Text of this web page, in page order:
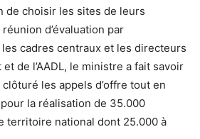
de choisir les sites de leurs
d’évaluation par
cadres centraux et les directeurs
de l’AADL, le ministre a fait savoir
les appels d’offre tout en
la réalisation de 35.000
territoire national dont 25.000 à